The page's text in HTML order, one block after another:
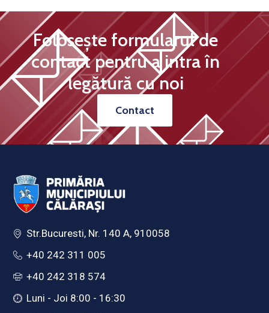
Folosește formularul de
contact pentru a intra în
legătură cu noi
Contact
Str.Bucuresti, Nr. 140 A, 910058
+40 242 311 005
+40 242 318 574
Luni - Joi 8:00 - 16:30